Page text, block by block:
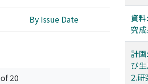
By Issue Date
20
資
究
計
び
2.研